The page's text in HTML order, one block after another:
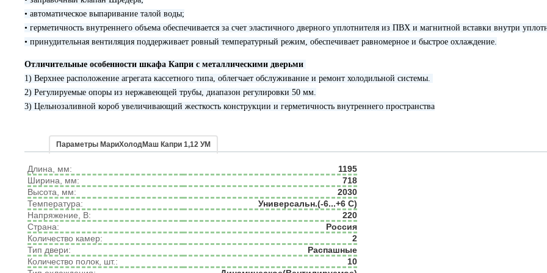
• автоматическое выпаривание талой воды;
• герметичность внутреннего объема обеспечивается за счет эластичного дверного уплотнителя из ПВХ и магнитной вставки внутри
• принудительная вентиляция поддерживает ровный температурный режим, обеспечивает равномерное и быстрое охлаждение.
Отличительные особенности шкафа Капри с металлическими дверьми
1) Верхнее расположение агрегата кассетного типа, облегчает обслуживание и ремонт холодильной системы.
2) Регулируемые опоры из нержавеющей трубы, диапазон регулировки 50 мм.
3) Цельнозаливной короб увеличивающий жесткость конструкции и герметичность внутреннего пространства
Параметры МариХолодМаш Капри 1,12 УМ
Длина, мм:
1195
Ширина, мм:
718
Высота, мм:
2030
Температура:
Универсальн.(-6...+6 С)
Напряжение, В:
220
Страна:
Россия
Количество камер:
2
Тип двери:
Распашные
Количество полок, шт.:
10